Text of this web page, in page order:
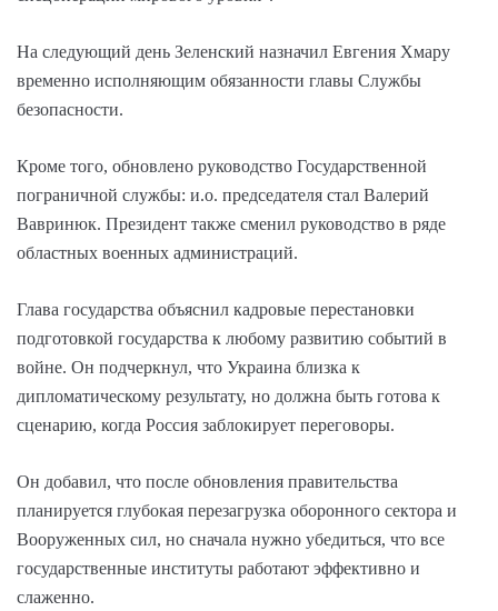
На следующий день Зеленский назначил Евгения Хмару
временно исполняющим обязанности главы Службы
безопасности.
Кроме того, обновлено руководство Государственной
пограничной службы: и.о. председателя стал Валерий
Вавринюк. Президент также сменил руководство в ряде
областных военных администраций.
Глава государства объяснил кадровые перестановки
подготовкой государства к любому развитию событий в
войне. Он подчеркнул, что Украина близка к
дипломатическому результату, но должна быть готова к
сценарию, когда Россия заблокирует переговоры.
Он добавил, что после обновления правительства
планируется глубокая перезагрузка оборонного сектора и
Вооруженных сил, но сначала нужно убедиться, что все
государственные институты работают эффективно и
слаженно.